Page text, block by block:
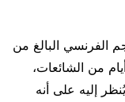
الفرنسي البالغ من
أيام من الشائعات،
إليه على أنه